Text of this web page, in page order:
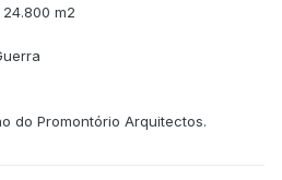
24.800 m2
do Promontório Arquitectos.